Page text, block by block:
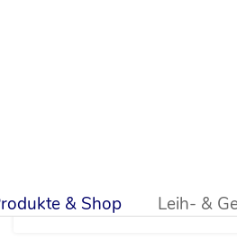
& Shop Leih- &